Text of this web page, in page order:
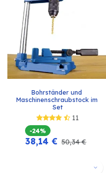
Bohrständer und
Maschinenschraubstock im
Set
11
-24%
38,14 € 50,34€